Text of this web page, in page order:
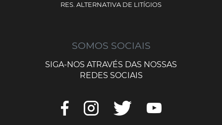
RES. ALTERNATIVA DE LITÍGIOS
SOMOS SOCIAIS
SIGA-NOS ATRAVÉS DAS NOSSAS
REDES SOCIAIS